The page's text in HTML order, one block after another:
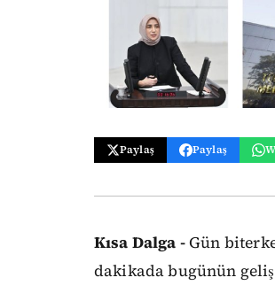
Paylaş Paylaş
Kısa Dalga -Gün
dakikada bugünün